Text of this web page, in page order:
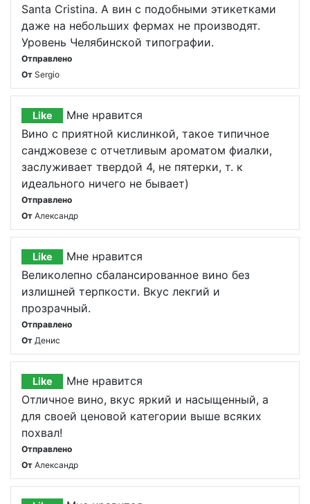
Santa Cristina. А вин с подобными этикетками
даже на небольших фермах не производят.
Уровень Челябинской типографии.
Отправлено
От Sergio
Like
Мне нравится
Вино с приятной кислинкой, такое типичное
санджовезе с отчетливым ароматом фиалки,
заслуживает твердой 4, не пятерки, т. к
идеального ничего не бывает)
Отправлено
От Александр
Like
Мне нравится
Великолепно сбалансированное вино без
излишней терпкости. Вкус лекгий и
прозрачный.
Отправлено
От Денис
Like
Мне нравится
Отличное вино, вкус яркий и насыщенный, а
для своей ценовой категории выше всяких
похвал!
Отправлено
От Александр